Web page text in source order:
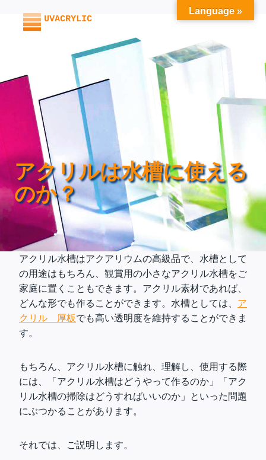
ッ
アクリルは水槽に使える
のか？
アクリル水槽はアクアリウムの高級品で、水槽として
の用途はもちろん、観賞用の小さなアクリル水槽をご
家庭に置くこともできます。アクリル素材であれば、
どんな形でも作ることができます。水槽としては、 ア
クリル 厚板でも高い透明度を維持することができま
す。
もちろん、アクリル水槽に触れ、理解し、使用する際
には、「アクリル水槽はどうやって作るのか」「アク
リル水槽の掃除はどうすればいいのか」といった問題
にぶつかることがあります。
それでは、ご説明します。
Language »